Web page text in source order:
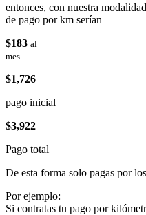
entonces, con nuestra modalidad
de pago por km serían
$183 al
mes
$1,726
pago inicial
$3,922
Pago total
De esta forma solo pagas por
Por ejemplo:
Si contratas tu pago por